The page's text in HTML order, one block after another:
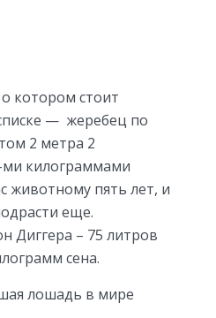
котором стоит
— жеребец по
2 метра 2
ми килограммами
животному пять лет, и
еще.
Диггера – 75 литров
сена.
лошадь в мире